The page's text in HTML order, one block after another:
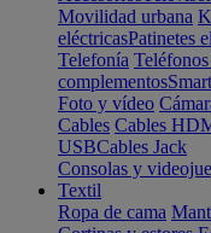
Movilidad urbana
eléctricasPatinetes
Telefonía
complementos
Foto y vídeo
Cables Cables
USBCables Jack
Consolas y
Textil
Ropa de cama